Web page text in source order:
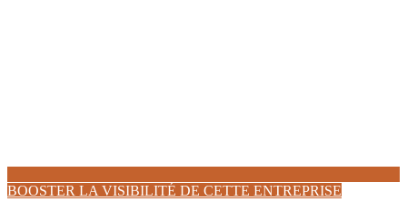
BOOSTER LA VISIBILITÉ DE CETTE ENTREPRISE